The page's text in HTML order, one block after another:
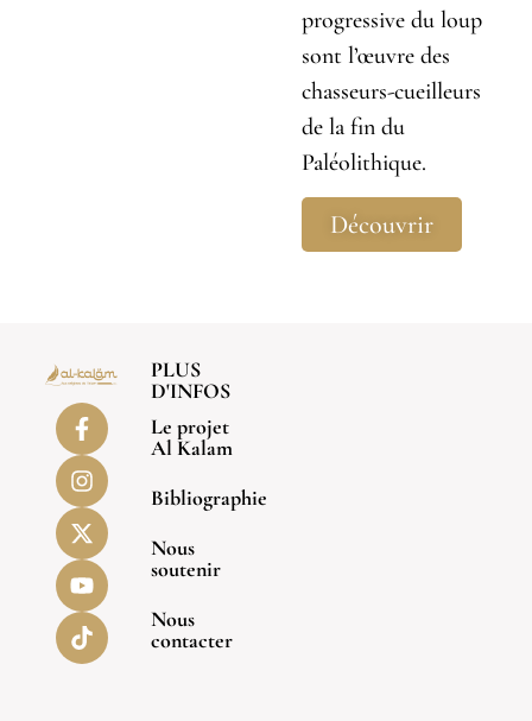
progressive du loup
sont l’œuvre des
chasseurs-cueilleurs
de la fin du
Paléolithique.
Découvrir
PLUS
D'INFOS
Le projet
Al Kalam
Bibliographie
Nous
soutenir
Nous
contacter